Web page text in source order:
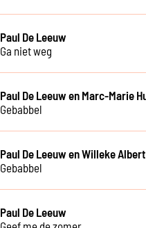
Paul De Leeuw
Ga niet weg
Paul De Leeuw en Marc-Marie
Gebabbel
Paul De Leeuw en Willeke
Gebabbel
Paul De Leeuw